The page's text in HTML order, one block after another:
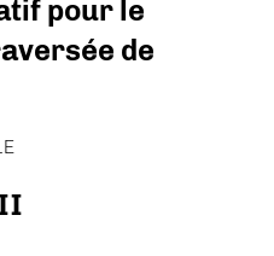
pour le
de